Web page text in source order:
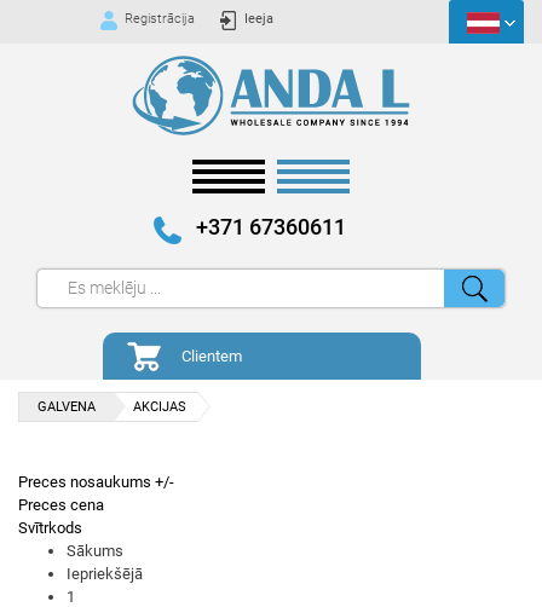
Registrācija Ieeja
+371 67360611
Clientem
GALVENA AKCIJAS
Preces nosaukums +/-
Preces cena
Svītrkods
Sākums
Iepriekšējā
1